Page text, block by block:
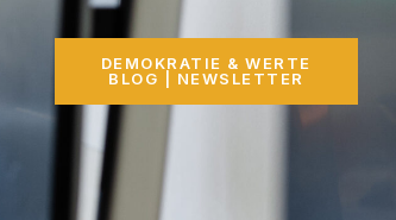
DEMOKRATIE & WERTE
BLOG | NEWSLETTER